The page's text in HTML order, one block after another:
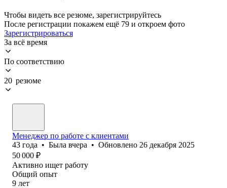
Чтобы видеть все резюме, зарегистрируйтесь
После регистрации покажем ещё 79 и откроем фото
Зарегистрироваться
За всё время
По соответствию
20 резюме
Менеджер по работе с клиентами
43 года • Была вчера • Обновлено 26 декабря 2025
50 000 ₽
Активно ищет работу
Общий опыт
9 лет